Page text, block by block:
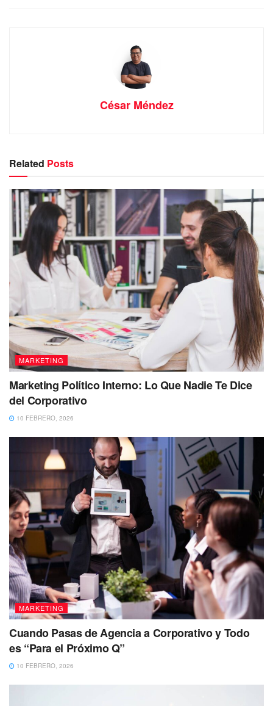
César Méndez
Related Posts
MARKETING
Marketing Político Interno: Lo Que Nadie Te Dice
del Corporativo
10 FEBRERO, 2026
MARKETING
Cuando Pasas de Agencia a Corporativo y Todo
es “Para el Próximo Q”
10 FEBRERO, 2026